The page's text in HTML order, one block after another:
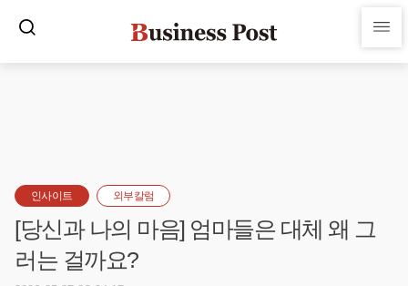
인사이트 외부칼럼
[당신과 나의 마음] 엄마들은 대체 왜 그
러는 걸까요?